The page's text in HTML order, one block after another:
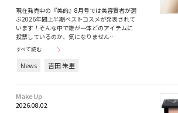
現在発売中の『美的』8月号では美容賢者が選
ぶ2026年間上半期ベストコスメが発表されて
います！そんな中で誰が一体どのアイテムに
投票しているのか、気になりません…
すべて読む
News 吉田 朱里
Make Up
2026.08.02